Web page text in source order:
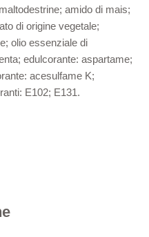
amido di mais;
di origine vegetale;
olio essenziale di
edulcorante: aspartame;
acesulfame K;
E102; E131.